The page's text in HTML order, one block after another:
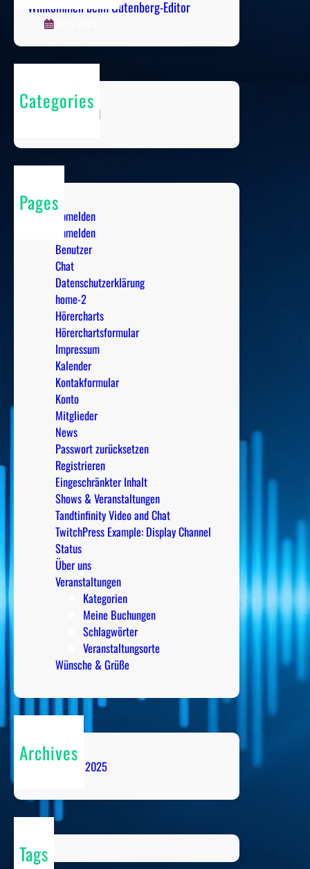
Willkommen beim Gutenberg-Editor
Categories
Uncategorized
Pages
Abmelden
Anmelden
Benutzer
Chat
Datenschutzerklärung
home-2
Hörercharts
Hörerchartsformular
Impressum
Kalender
Kontakformular
Konto
Mitglieder
News
Passwort zurücksetzen
Registrieren
Eingeschränkter Inhalt
Shows & Veranstaltungen
Tandtinfinity Video and Chat
TwitchPress Example: Display Channel
Status
Über uns
Veranstaltungen
Kategorien
Meine Buchungen
Schlagwörter
Veranstaltungsorte
Wünsche & Grüße
Archives
Dezember 2025
Tags